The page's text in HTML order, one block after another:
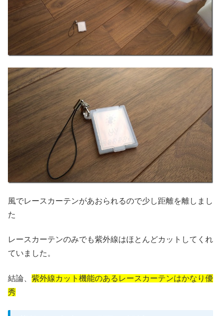
風でレースカーテンがあおられるので少し距離を離しまし
た
レースカーテンのみでも紫外線はほとんどカットしてくれ
ていました。
結論、 紫外線カット機能のあるレースカーテンはかなり優
秀